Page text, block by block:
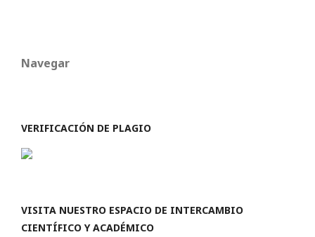
Navegar
VERIFICACIÓN DE PLAGIO
VISITA NUESTRO ESPACIO DE INTERCAMBIO
CIENTÍFICO Y ACADÉMICO